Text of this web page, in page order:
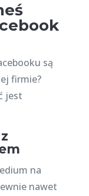
są
firmie?
jest
na
nawet